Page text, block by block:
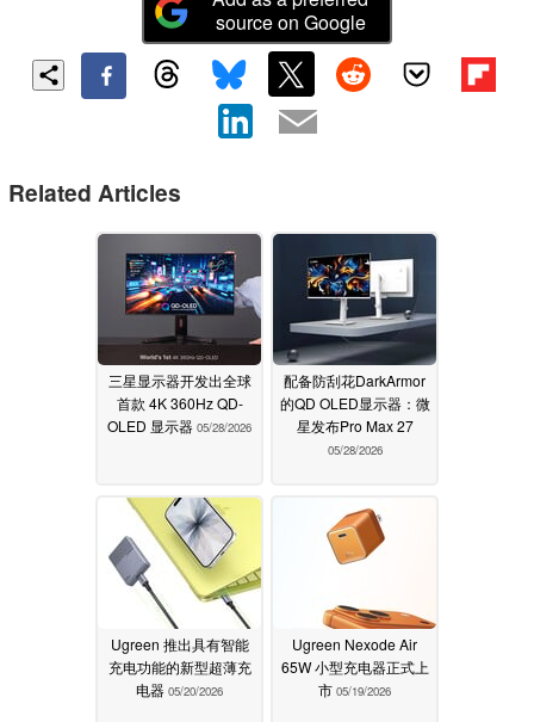
source on Google
Related Articles
三星显示器开发出全球
首款 4K 360Hz QD-
OLED 显示器 05/28/2026
配备防刮花DarkArmor
的QD OLED显示器：微
星发布Pro Max 27
05/28/2026
Ugreen 推出具有智能
充电功能的新型超薄充
电器 05/20/2026
Ugreen Nexode Air
65W 小型充电器正式上
市 05/19/2026